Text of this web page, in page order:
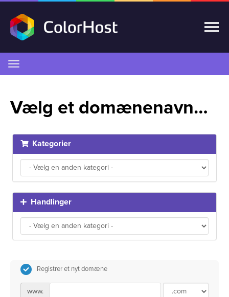
navigation
Vælg et domænenavn…
Kategorier
Handlinger
Registrer et nyt domæne
www.